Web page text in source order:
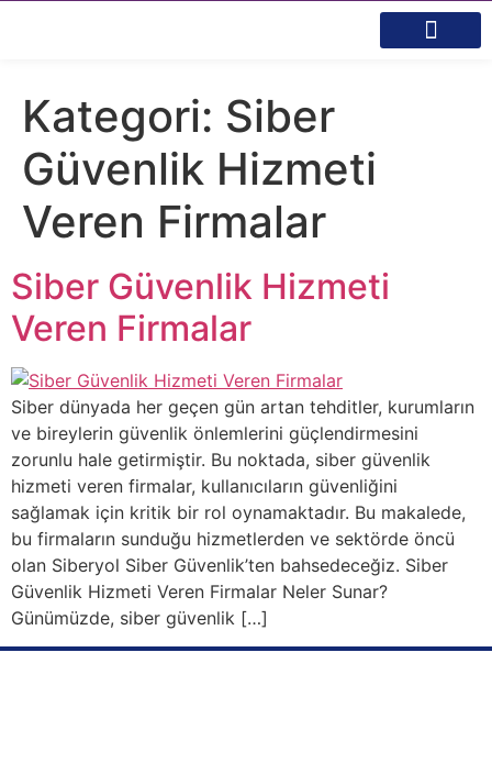
Kategori: Siber
Güvenlik Hizmeti
Veren Firmalar
Siber Güvenlik Hizmeti
Veren Firmalar
Siber dünyada her geçen gün artan tehditler, kurumların
ve bireylerin güvenlik önlemlerini güçlendirmesini
zorunlu hale getirmiştir. Bu noktada, siber güvenlik
hizmeti veren firmalar, kullanıcıların güvenliğini
sağlamak için kritik bir rol oynamaktadır. Bu makalede,
bu firmaların sunduğu hizmetlerden ve sektörde öncü
olan Siberyol Siber Güvenlik’ten bahsedeceğiz. Siber
Güvenlik Hizmeti Veren Firmalar Neler Sunar?
Günümüzde, siber güvenlik […]